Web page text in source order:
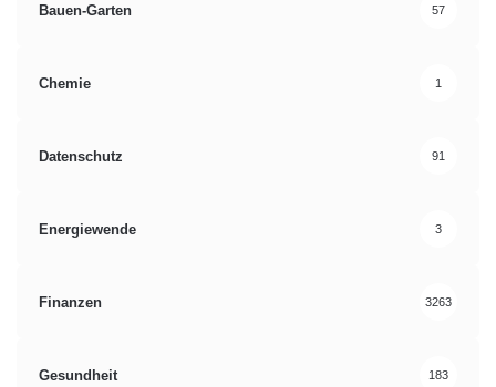
Bauen-Garten 57
Chemie 1
Datenschutz 91
Energiewende 3
Finanzen 3263
Gesundheit 183